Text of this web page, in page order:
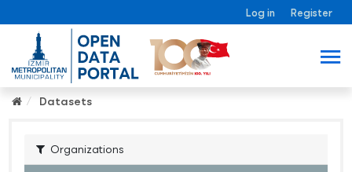
Log in Register
Datasets
Organizations